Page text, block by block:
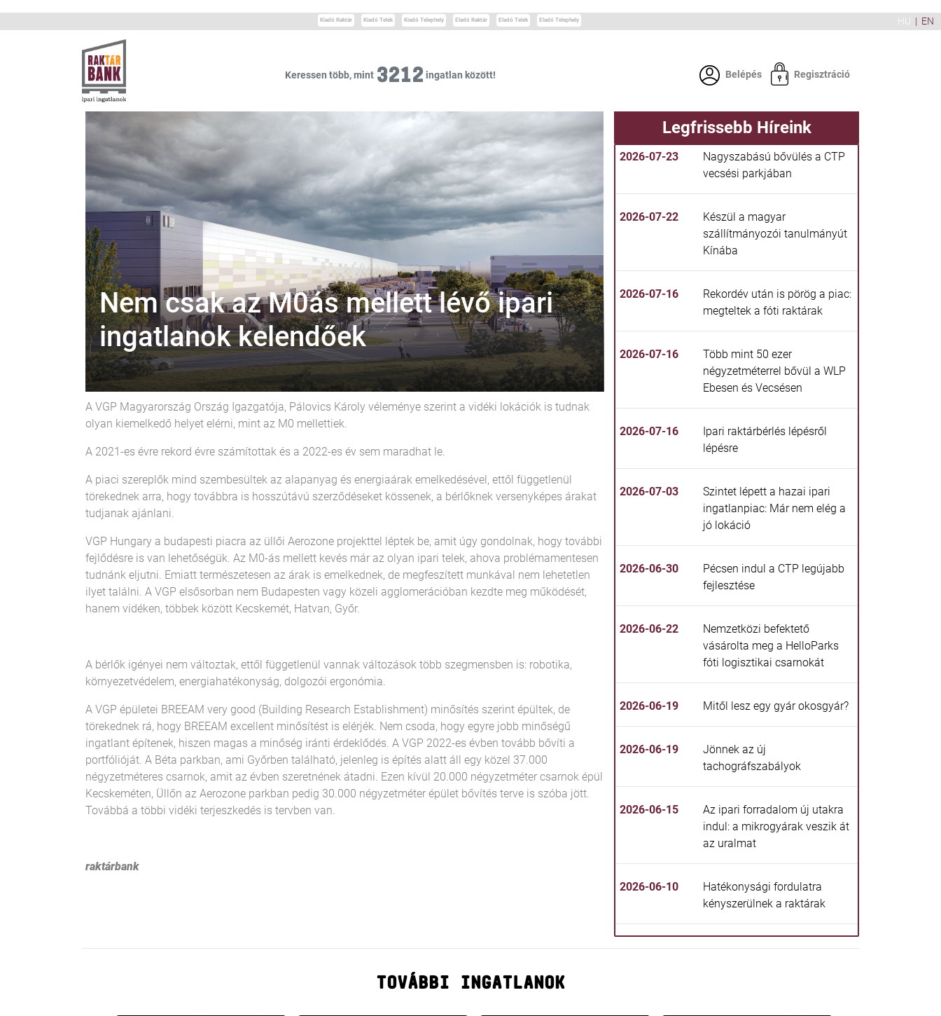
Kiadó Raktár Kiadó Telek Kiadó Telephely Eladó Raktár Eladó Telek Eladó Telephely HU | EN
Keressen több, mint 3212 ingatlan között! Belépés Regisztráció
Nem csak az M0ás mellett lévő ipari
ingatlanok kelendőek
A VGP Magyarország Ország Igazgatója, Pálovics Károly véleménye szerint a vidéki lokációk is tudnak
olyan kiemelkedő helyet elérni, mint az M0 mellettiek.
A 2021-es évre rekord évre számítottak és a 2022-es év sem maradhat le.
A piaci szereplők mind szembesültek az alapanyag és energiaárak emelkedésével, ettől függetlenül
törekednek arra, hogy továbbra is hosszútávú szerződéseket kössenek, a bérlőknek versenyképes árakat
tudjanak ajánlani.
VGP Hungary a budapesti piacra az üllői Aerozone projekttel léptek be, amit úgy gondolnak, hogy további
fejlődésre is van lehetőségük. Az M0-ás mellett kevés már az olyan ipari telek, ahova problémamentesen
tudnánk eljutni. Emiatt természetesen az árak is emelkednek, de megfeszített munkával nem lehetetlen
ilyet találni. A VGP elsősorban nem Budapesten vagy közeli agglomerációban kezdte meg működését,
hanem vidéken, többek között Kecskemét, Hatvan, Győr.
A bérlők igényei nem változtak, ettől függetlenül vannak változások több szegmensben is: robotika,
környezetvédelem, energiahatékonyság, dolgozói ergonómia.
A VGP épületei BREEAM very good (Building Research Establishment) minősítés szerint épültek, de
törekednek rá, hogy BREEAM excellent minősítést is elérjék. Nem csoda, hogy egyre jobb minőségű
ingatlant építenek, hiszen magas a minőség iránti érdeklődés. A VGP 2022-es évben tovább bővíti a
portfólióját. A Béta parkban, ami Győrben található, jelenleg is építés alatt áll egy közel 37.000
négyzetméteres csarnok, amit az évben szeretnének átadni. Ezen kívül 20.000 négyzetméter csarnok épül
Kecskeméten, Üllőn az Aerozone parkban pedig 30.000 négyzetméter épület bővítés terve is szóba jött.
Továbbá a többi vidéki terjeszkedés is tervben van.
raktárbank
Legfrissebb Híreink
2026-07-23
Nagyszabású bővülés a CTP
vecsési parkjában
2026-07-22
Készül a magyar
szállítmányozói tanulmányút
Kínába
2026-07-16
Rekordév után is pörög a piac:
megteltek a fóti raktárak
2026-07-16
Több mint 50 ezer
négyzetméterrel bővül a WLP
Ebesen és Vecsésen
2026-07-16
Ipari raktárbérlés lépésről
lépésre
2026-07-03
Szintet lépett a hazai ipari
ingatlanpiac: Már nem elég a
jó lokáció
2026-06-30
Pécsen indul a CTP legújabb
fejlesztése
2026-06-22
Nemzetközi befektető
vásárolta meg a HelloParks
fóti logisztikai csarnokát
2026-06-19 Mitől lesz egy gyár okosgyár?
2026-06-19
Jönnek az új
tachográfszabályok
2026-06-15
Az ipari forradalom új utakra
indul: a mikrogyárak veszik át
az uralmat
2026-06-10
Hatékonysági fordulatra
kényszerülnek a raktárak
TOVÁBBI INGATLANOK